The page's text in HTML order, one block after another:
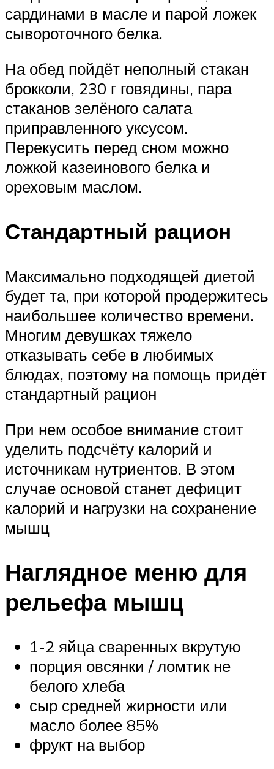
сардинами в масле и парой ложек
сывороточного белка.
На обед пойдёт неполный стакан
брокколи, 230 г говядины, пара
стаканов зелёного салата
приправленного уксусом.
Перекусить перед сном можно
ложкой казеинового белка и
ореховым маслом.
Стандартный рацион
Максимально подходящей диетой
будет та, при которой продержитесь
наибольшее количество времени.
Многим девушках тяжело
отказывать себе в любимых
блюдах, поэтому на помощь придёт
стандартный рацион
При нем особое внимание стоит
уделить подсчёту калорий и
источникам нутриентов. В этом
случае основой станет дефицит
калорий и нагрузки на сохранение
мышц
Наглядное меню для
рельефа мышц
1-2 яйца сваренных вкрутую
порция овсянки / ломтик не
белого хлеба
сыр средней жирности или
масло более 85%
фрукт на выбор